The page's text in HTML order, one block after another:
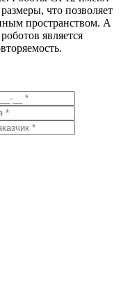
что позволяет
пространством. А
является